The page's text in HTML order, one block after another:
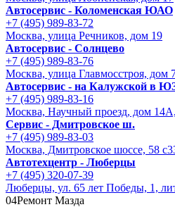
Автосервис - Коломенская ЮАО
+7 (495) 989-83-72
Москва, улица Речников, дом 19
Автосервис - Солнцево
+7 (495) 989-83-76
Москва, улица Главмосстроя, дом
Автосервис - на Калужской в
+7 (495) 989-83-16
Москва, Научный проезд, дом
Сервис - Дмитровское ш.
+7 (495) 989-83-03
Москва, Дмитровское шоссе, 58
Автотехцентр - Люберцы
+7 (495) 320-07-39
Люберцы, ул. 65 лет Победы, 1,
04Ремонт Мазда